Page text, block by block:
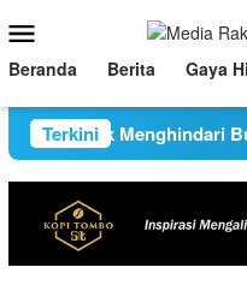
ke
kontenMobile
Beranda Berita Gaya
Terkini
Menghindari Busana